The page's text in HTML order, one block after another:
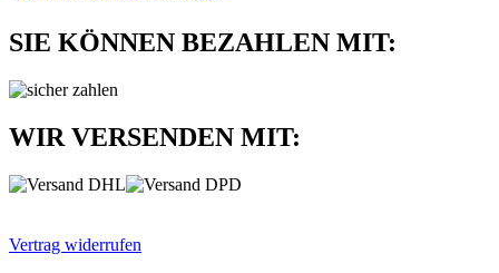
SIE KÖNNEN BEZAHLEN MIT:
WIR VERSENDEN MIT:
Vertrag widerrufen